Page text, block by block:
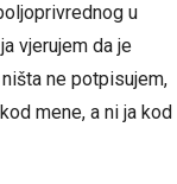
u
vjerujem da je
ne potpisujem,
mene, a ni ja kod